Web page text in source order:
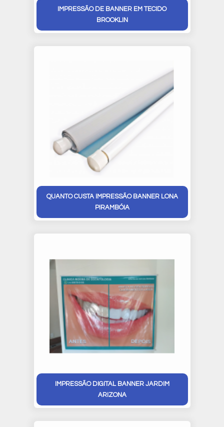
IMPRESSÃO DE BANNER EM TECIDO
BROOKLIN
QUANTO CUSTA IMPRESSÃO BANNER LONA
PIRAMBÓIA
IMPRESSÃO DIGITAL BANNER JARDIM
ARIZONA